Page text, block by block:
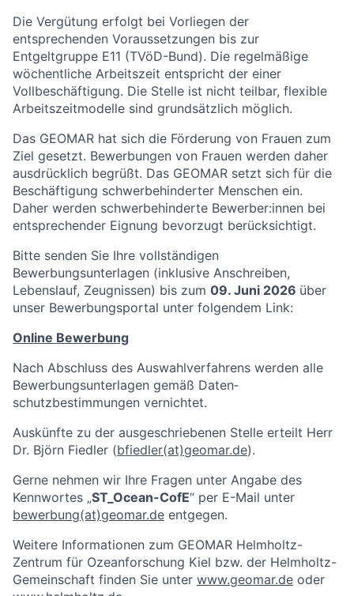
Die Vergütung erfolgt bei Vorliegen der
entsprechenden Voraussetzungen bis zur
Entgeltgruppe E11 (TVöD-Bund). Die regelmäßige
wöchentliche Arbeitszeit entspricht der einer
Vollbeschäftigung. Die Stelle ist nicht teilbar, flexible
Arbeitszeitmodelle sind grundsätzlich möglich.
Das GEOMAR hat sich die Förderung von Frauen zum
Ziel gesetzt. Bewerbungen von Frauen werden daher
ausdrücklich begrüßt. Das GEOMAR setzt sich für die
Beschäftigung schwerbehinderter Menschen ein.
Daher werden schwerbehinderte Bewerber:innen bei
entsprechender Eignung bevorzugt berücksichtigt.
Bitte senden Sie Ihre vollständigen
Bewerbungsunterlagen (inklusive Anschreiben,
Lebenslauf, Zeugnissen) bis zum 09. Juni 2026 über
unser Bewerbungsportal unter folgendem Link:
Online Bewerbung
Nach Abschluss des Auswahlverfahrens werden alle
Bewerbungsunterlagen gemäß Daten­
schutzbestimmungen vernichtet.
Auskünfte zu der ausgeschriebenen Stelle erteilt Herr
Dr. Björn Fiedler (bfiedler(at)geomar.de).
Gerne nehmen wir Ihre Fragen unter Angabe des
Kennwortes „ST_Ocean-CofE“ per E-Mail unter
bewerbung(at)geomar.de entgegen.
Weitere Informationen zum GEOMAR Helmholtz-
Zentrum für Ozeanforschung Kiel bzw. der Helmholtz-
Gemeinschaft finden Sie unter www.geomar.de oder